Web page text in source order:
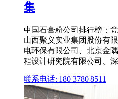
集
中国石膏粉公司排行榜：
山西聚义实业集团股份有
电环保有限公司、北京金
程设计研究院有限公司、
联系电话: 180 3780 8511